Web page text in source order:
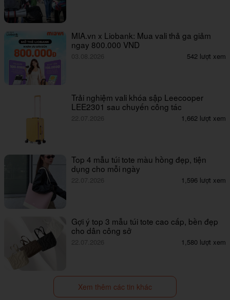
MIA.vn x Liobank: Mua vali thả ga giảm
ngay 800.000 VND
03.08.2026 542 lượt xem
Trải nghiệm vali khóa sập Leecooper
LEE2301 sau chuyến công tác
22.07.2026 1,662 lượt xem
Top 4 mẫu túi tote màu hồng đẹp, tiện
dụng cho mỗi ngày
22.07.2026 1,596 lượt xem
Gợi ý top 3 mẫu túi tote cao cấp, bền đẹp
cho dân công sở
22.07.2026 1,580 lượt xem
Xem thêm các tin khác